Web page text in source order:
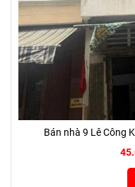
Bán nhà 9 Lê Công